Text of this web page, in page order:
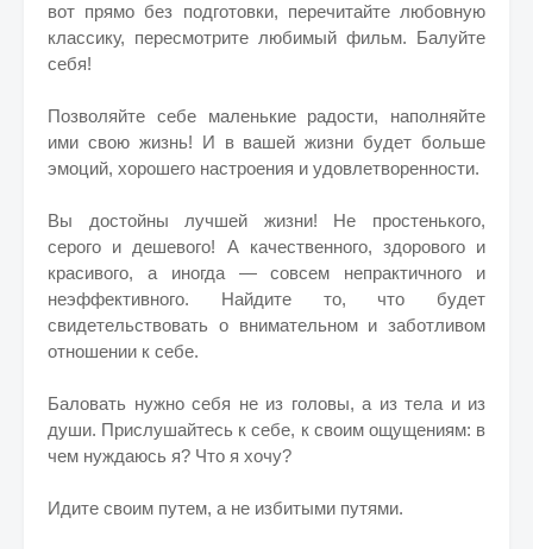
вот прямо без подготовки, перечитайте любовную
классику, пересмотрите любимый фильм. Балуйте
себя!
Позволяйте себе маленькие радости, наполняйте
ими свою жизнь! И в вашей жизни будет больше
эмоций, хорошего настроения и удовлетворенности.
Вы достойны лучшей жизни! Не простенького,
серого и дешевого! А качественного, здорового и
красивого, а иногда — совсем непрактичного и
неэффективного. Найдите то, что будет
свидетельствовать о внимательном и заботливом
отношении к себе.
Баловать нужно себя не из головы, а из тела и из
души. Прислушайтесь к себе, к своим ощущениям: в
чем нуждаюсь я? Что я хочу?
Идите своим путем, а не избитыми путями.